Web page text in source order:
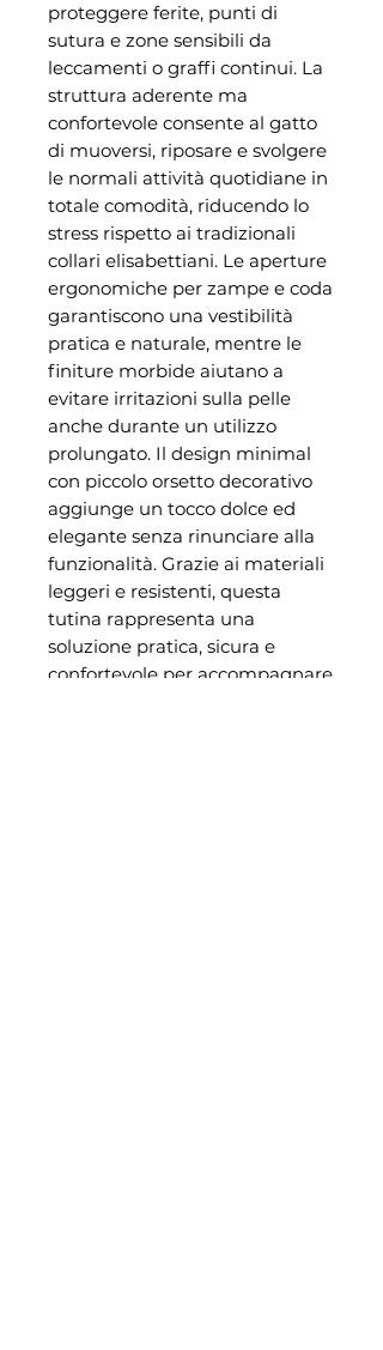
proteggere ferite, punti di
sutura e zone sensibili da
leccamenti o graffi continui. La
struttura aderente ma
confortevole consente al gatto
di muoversi, riposare e svolgere
le normali attività quotidiane in
totale comodità, riducendo lo
stress rispetto ai tradizionali
collari elisabettiani. Le aperture
ergonomiche per zampe e coda
garantiscono una vestibilità
pratica e naturale, mentre le
finiture morbide aiutano a
evitare irritazioni sulla pelle
anche durante un utilizzo
prolungato. Il design minimal
con piccolo orsetto decorativo
aggiunge un tocco dolce ed
elegante senza rinunciare alla
funzionalità. Grazie ai materiali
leggeri e resistenti, questa
tutina rappresenta una
soluzione pratica, sicura e
confortevole per accompagnare